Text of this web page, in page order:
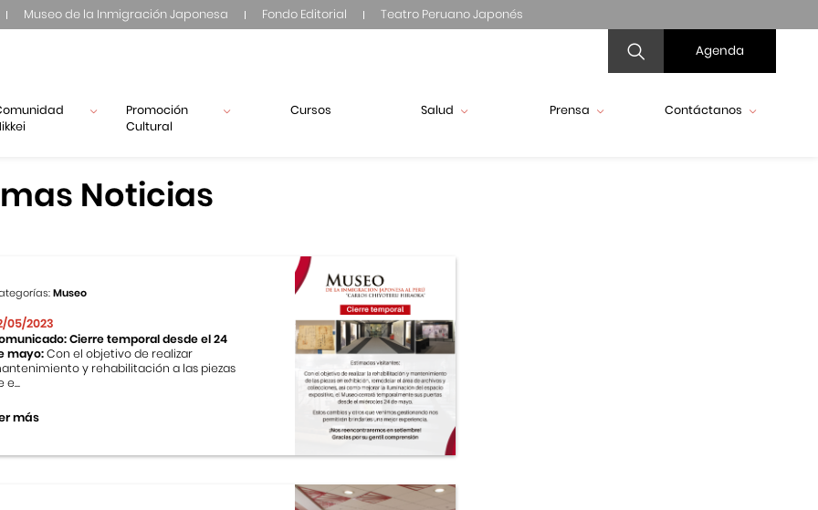
Museo de la Inmigración Japonesa Fondo Editorial Teatro Peruano Japonés
Agenda
Promoción
Cultural
Cursos Salud Prensa Contáctanos
Noticias
Museo
05/2023
Cierre temporal desde el 24
mayo:Con el objetivo de realizar
y rehabilitación a las piezas
e...
más